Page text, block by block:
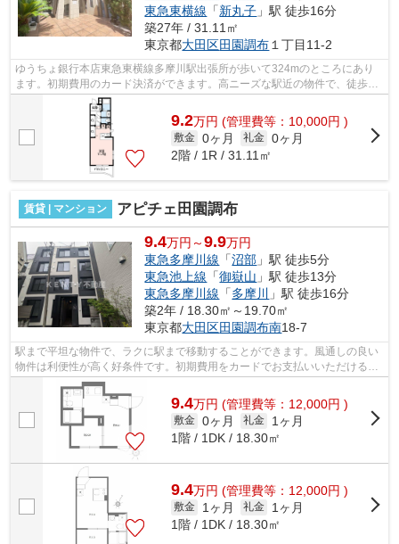
東急東横線 「新丸子 」駅 徒歩16分
築27年 / 31.11㎡
東京都大田区田園調布１丁目11-2
ゆうちょ銀行本店東急東横線多摩川駅出張所が歩いて324mのところにあり
ます。初期費用のカード決済ができます。高ニーズな駅近の物件で、徒歩5
分で駅に行くことができます。よくお出か...
9.2万円 (管理費等：10,000円 )
敷金 0ヶ月 礼金 0ヶ月
2階 / 1R / 31.11㎡
賃貸 | マンション アピチェ田園調布
9.4万円～9.9万円
東急多摩川線 「沼部 」駅 徒歩5分
東急池上線 「御嶽山 」駅 徒歩13分
東急多摩川線 「多摩川
」駅 徒歩16分
築2年 / 18.30㎡～19.70㎡
東京都大田区田園調布南18-7
駅まで平坦な物件で、ラクに駅まで移動することができます。風通しの良い
物件は利便性が高く好条件です。初期費用をカードでお支払いいただけるの
で、カードで決済したい方にもおすす...
9.4万円 (管理費等：12,000円 )
敷金 0ヶ月 礼金
1ヶ月
1階 / 1DK / 18.30㎡
9.4万円 (管理費等：12,000円 )
敷金 1ヶ月 礼金
1ヶ月
1階 / 1DK / 18.30㎡